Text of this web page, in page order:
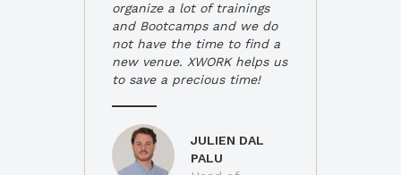
organize a lot of trainings
and Bootcamps and we do
not have the time to find a
new venue. XWORK helps us
to save a precious time!
JULIEN DAL
PALU